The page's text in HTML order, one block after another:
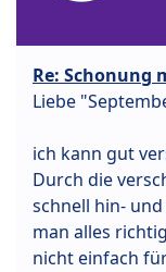
Re:
Liebe
ich kann gut
Durch die
schnell hin-
man alles
nicht einfach